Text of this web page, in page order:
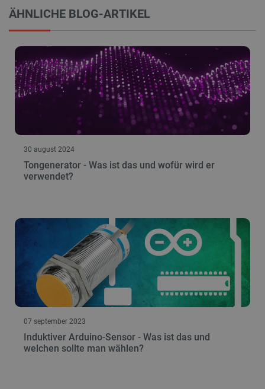
ÄHNLICHE BLOG-ARTIKEL
30 august 2024
Tongenerator - Was ist das und wofür wird er
verwendet?
07 september 2023
Induktiver Arduino-Sensor - Was ist das und
welchen sollte man wählen?